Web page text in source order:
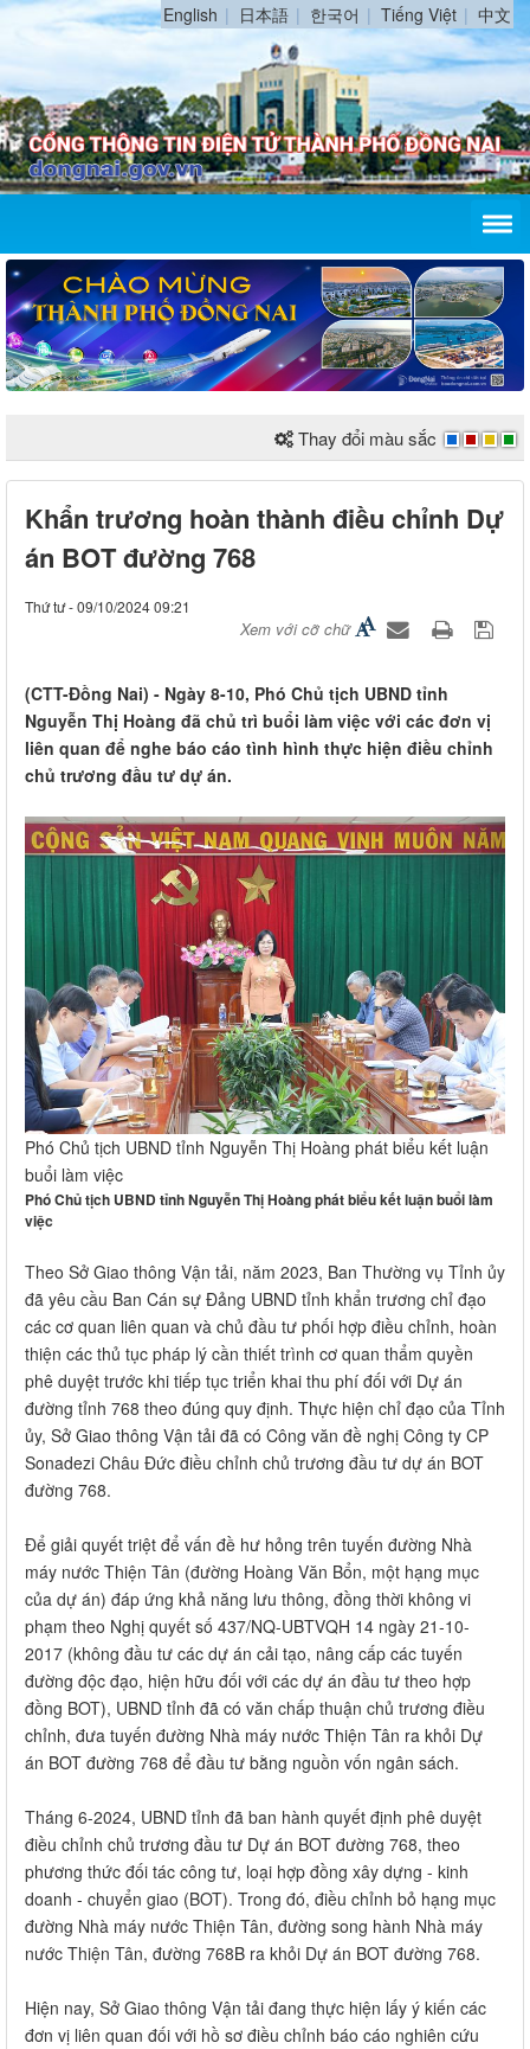
English 日本語 한국어 Tiếng Việt 中文
Thay đổi màu sắc
Khẩn trương hoàn thành điều chỉnh Dự
án BOT đường 768
Thứ tư - 09/10/2024 09:21
Xem với cỡ chữ
(CTT-Đồng Nai) - Ngày 8-10, Phó Chủ tịch UBND tỉnh
Nguyễn Thị Hoàng đã chủ trì buổi làm việc với các đơn vị
liên quan để nghe báo cáo tình hình thực hiện điều chỉnh
chủ trương đầu tư dự án.
Phó Chủ tịch UBND tỉnh Nguyễn Thị Hoàng phát biểu kết luận
buổi làm việc
Phó Chủ tịch UBND tỉnh Nguyễn Thị Hoàng phát biểu kết luận buổi làm
việc
Theo Sở Giao thông Vận tải, năm 2023, Ban Thường vụ Tỉnh ủy
đã yêu cầu Ban C​án sự Đảng UBND tỉnh khẩn trương chỉ đạo
các cơ quan liên quan và chủ đầu tư phối hợp điều chỉnh, hoàn
thiện các thủ tục pháp lý cần thiết trình cơ quan thẩm quyền
phê duyệt trước khi tiếp tục triển khai thu phí đối với Dự án
đường tỉnh 768 theo đúng quy định. Thực hiện chỉ đạo của Tỉnh
ủy, Sở Giao thông Vận tải đã có Công văn đề nghị Công ty CP
Sonadezi Châu Đức điều chỉnh chủ trương đầu tư dự án BOT
đường 768.
Để giải quyết triệt để vấn đề hư hỏng trên tuyến đường Nhà
máy nước Thiện Tân (đường Hoàng Văn Bổn, một hạng mục
của dự án) đáp ứng khả năng lưu thông, đồng thời không vi
phạm theo Nghị quyết số 437/NQ-UBTVQH 14 ngày 21-10-
2017 (không đầu tư các dự án cải tạo, nâng cấp các tuyến
đường độc đạo, hiện hữu đối với các dự án đầu tư theo hợp
đồng BOT), UBND tỉnh đã có văn chấp thuận chủ trương điều
chỉnh, đưa tuyến đường Nhà máy nước Thiện Tân ra khỏi Dự
án BOT đường 768 để đầu tư bằng nguồn vốn ngân sách.
Tháng 6-2024, UBND tỉnh đã ban hành quyết định phê duyệt
điều chỉnh chủ trương đầu tư Dự án BOT đường 768, theo
phương thức đối tác công tư, loại hợp đồng xây dựng - kinh
doanh - chuyển giao (BOT). Trong đó, điều chỉnh bỏ hạng mục
đường Nhà máy nước Thiện Tân, đường song hành Nhà máy
nước Thiện Tân, đường 768B ra khỏi Dự án BOT đường 768.
Hiện nay, Sở Giao thông Vận tải đang thực hiện lấy ý kiến các
đơn vị liên quan đối với hồ sơ điều chỉnh báo cáo nghiên cứu